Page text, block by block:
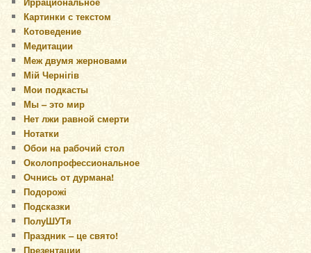
Картинки с текстом
Котоведение
Медитации
Меж двумя жерновами
Мій Чернігів
Мои подкасты
Мы – это мир
Нет лжи равной смерти
Нотатки
Обои на рабочий стол
Околопрофессиональное
Очнись от дурмана!
Подорожі
Подсказки
ПолуШУТя
Праздник – це свято!
Презентации